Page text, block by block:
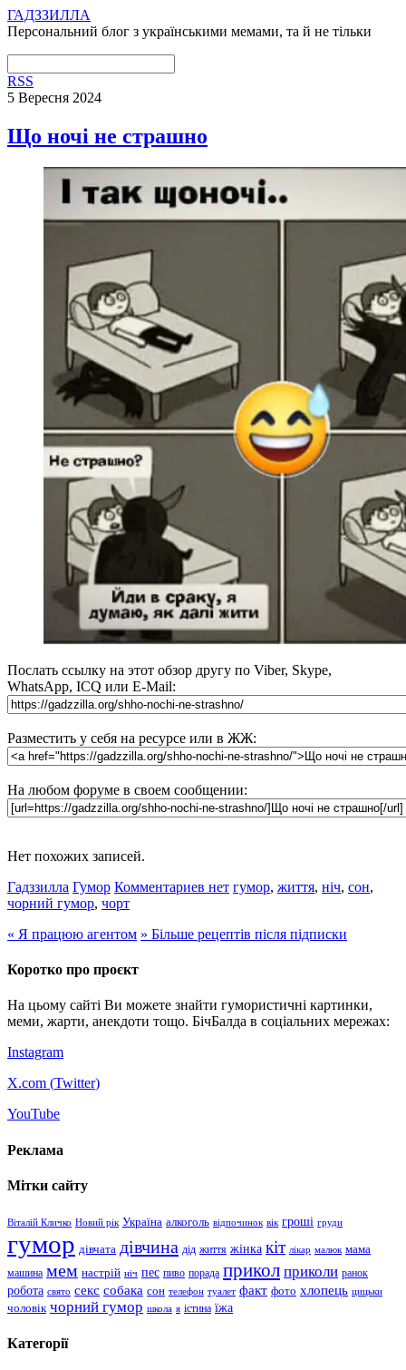
ГАДЗЗИЛЛА
Персональний блог з українськими мемами, та й не тільки
RSS
5 Вересня 2024
Що ночі не страшно
Послать ссылку на этот обзор другу по Viber, Skype,
WhatsApp, ICQ или E-Mail:
Разместить у себя на ресурсе или в ЖЖ:
На любом форуме в своем сообщении:
Нет похожих записей.
Гадззилла Гумор Комментариев нет гумор, життя, ніч, сон,
чорний гумор, чорт
« Я працюю агентом » Більше рецептів після підписки
Коротко про проєкт
На цьому сайті Ви можете знайти гумористичні картинки,
меми, жарти, анекдоти тощо. БічБалда в соціальних мережах:
Instagram
X.com (Twitter)
YouTube
Реклама
Мітки сайту
Віталій Кличко Новий рік Україна алкоголь відпочинок вік гроші груди
гумор дівчата дівчина дід життя жінка кіт лікар малюк мама
машина мем настрій ніч пес пиво порада прикол приколи ранок
робота свято секс собака сон телефон туалет факт фото хлопець цицьки
чоловік чорний гумор школа я істина їжа
Категорії